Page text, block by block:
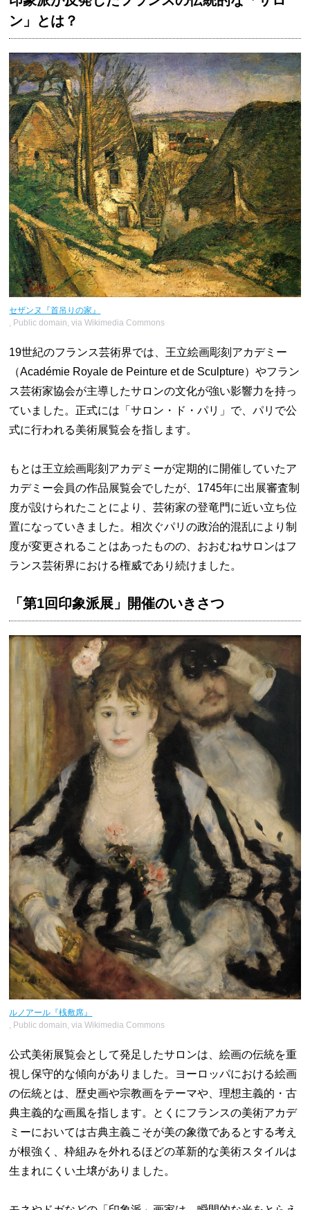
ン」とは？
セザンヌ『首吊りの家』
, Public domain, via Wikimedia Commons
19世紀のフランス芸術界では、王立絵画彫刻アカデミー
（Académie Royale de Peinture et de Sculpture）やフラン
ス芸術家協会が主導したサロンの文化が強い影響力を持っ
ていました。正式には「サロン・ド・パリ」で、パリで公
式に行われる美術展覧会を指します。
もとは王立絵画彫刻アカデミーが定期的に開催していたア
カデミー会員の作品展覧会でしたが、1745年に出展審査制
度が設けられたことにより、芸術家の登竜門に近い立ち位
置になっていきました。相次ぐパリの政治的混乱により制
度が変更されることはあったものの、おおむねサロンはフ
ランス芸術界における権威であり続けました。
「第1回印象派展」開催のいきさつ
ルノアール『桟敷席』
, Public domain, via Wikimedia Commons
公式美術展覧会として発足したサロンは、絵画の伝統を重
視し保守的な傾向がありました。ヨーロッパにおける絵画
の伝統とは、歴史画や宗教画をテーマや、理想主義的・古
典主義的な画風を指します。とくにフランスの美術アカデ
ミーにおいては古典主義こそが美の象徴であるとする考え
が根強く、枠組みを外れるほどの革新的な美術スタイルは
生まれにくい土壌がありました。